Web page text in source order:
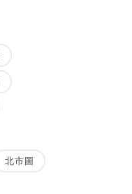
北市圖